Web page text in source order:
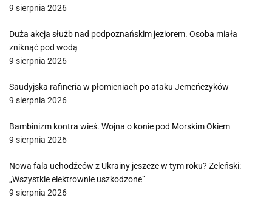
9 sierpnia 2026
Duża akcja służb nad podpoznańskim jeziorem. Osoba miała
zniknąć pod wodą
9 sierpnia 2026
Saudyjska rafineria w płomieniach po ataku Jemeńczyków
9 sierpnia 2026
Bambinizm kontra wieś. Wojna o konie pod Morskim Okiem
9 sierpnia 2026
Nowa fala uchodźców z Ukrainy jeszcze w tym roku? Zeleński:
„Wszystkie elektrownie uszkodzone”
9 sierpnia 2026